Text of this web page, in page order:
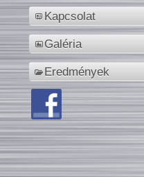
Kapcsolat
Galéria
Eredmények